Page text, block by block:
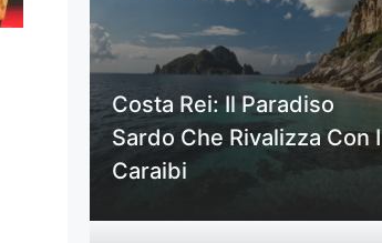
Costa Rei: Il Paradiso
Sardo Che Rivalizza Con I
Caraibi